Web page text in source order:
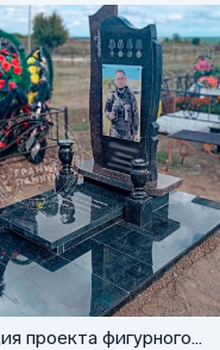
проекта фигурного